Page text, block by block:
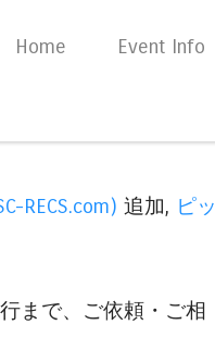
Skip to content
Home Event Info
RECS.com) 追加, ピッ
まで、ご依頼・ご相